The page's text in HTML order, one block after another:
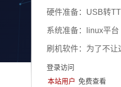
硬件准备： USB转
系统准备：linux平
刷机软件：为了不让
登录访问
本站用户 免费查看